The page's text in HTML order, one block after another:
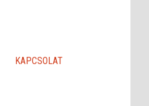
KAPCSOLAT